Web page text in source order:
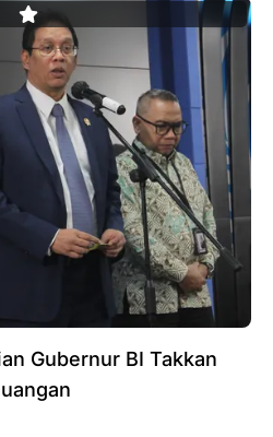
Gubernur BI Takkan